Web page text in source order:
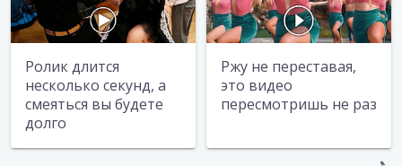
Ролик длится
несколько секунд, а
смеяться вы будете
долго
Ржу не переставая,
это видео
пересмотришь не раз